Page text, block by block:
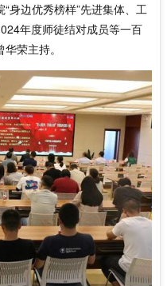
身边优秀榜样”先进集体、工
年度师徒结对成员等一百
荣主持。